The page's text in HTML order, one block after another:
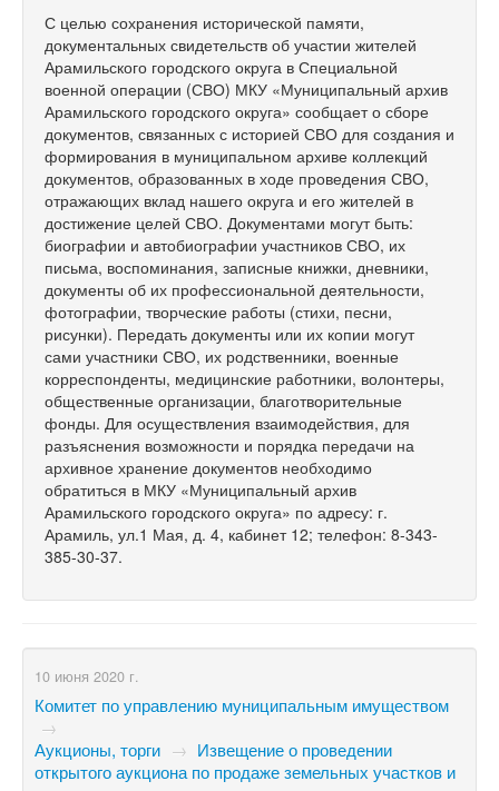
С целью сохранения исторической памяти,
документальных свидетельств об участии жителей
Арамильского городского округа в Специальной
военной операции (СВО) МКУ «Муниципальный архив
Арамильского городского округа» сообщает о сборе
документов, связанных с историей СВО для создания и
формирования в муниципальном архиве коллекций
документов, образованных в ходе проведения СВО,
отражающих вклад нашего округа и его жителей в
достижение целей СВО. Документами могут быть:
биографии и автобиографии участников СВО, их
письма, воспоминания, записные книжки, дневники,
документы об их профессиональной деятельности,
фотографии, творческие работы (стихи, песни,
рисунки). Передать документы или их копии могут
сами участники СВО, их родственники, военные
корреспонденты, медицинские работники, волонтеры,
общественные организации, благотворительные
фонды. Для осуществления взаимодействия, для
разъяснения возможности и порядка передачи на
архивное хранение документов необходимо
обратиться в МКУ «Муниципальный архив
Арамильского городского округа» по адресу: г.
Арамиль, ул.1 Мая, д. 4, кабинет 12; телефон: 8-343-
385-30-37.
10 июня 2020 г.
Комитет по управлению муниципальным имуществом
→
Аукционы, торги → Извещение о проведении
открытого аукциона по продаже земельных участков и